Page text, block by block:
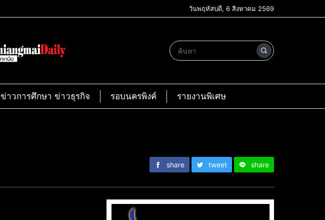
วันพฤหัสบดี, 6 สิงหาคม 2569
ข่าวการศึกษา ข่าวธุรกิจ รอบนครพิงค์ รายงานพิเศษ
share tweet share